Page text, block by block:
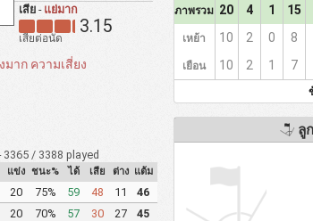
เสีย - แย่มาก
3.15
เสียต่อนัด
มาก ความเสี่ยง
/ 3388 played
แข่ง ชนะ% ได้ เสีย ต่าง แต้ม
20 75% 59 48 11
46
20 70% 57 30 27
45
ภาพรวม 20 4 1 15
เหย้า 10 2 0 8
เยือน 10 2 1 7
ลู